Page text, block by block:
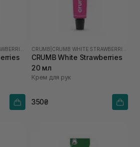
CRUMB
CRUMB White Strawberries
20 мл
Крем для рук
350₴